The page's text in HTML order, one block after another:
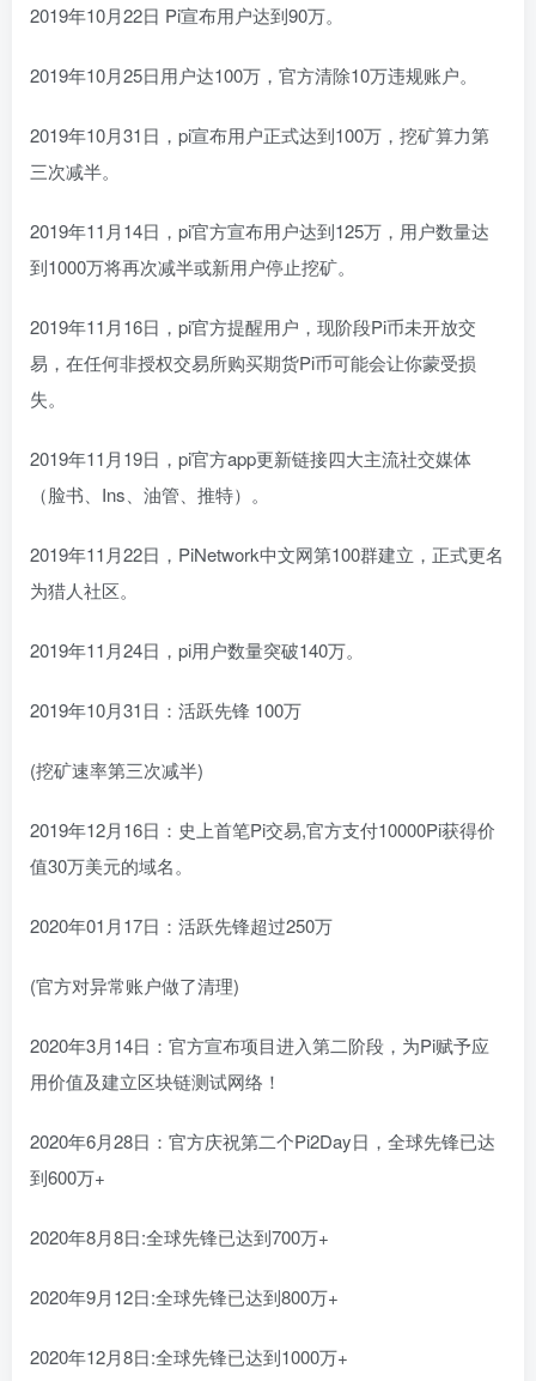
2019年10月22日 Pi宣布用户达到90万。
2019年10月25日用户达100万，官方清除10万违规账户。
2019年10月31日，pi宣布用户正式达到100万，挖矿算力第
三次减半。
2019年11月14日，pi官方宣布用户达到125万，用户数量达
到1000万将再次减半或新用户停止挖矿。
2019年11月16日，pi官方提醒用户，现阶段Pi币未开放交
易，在任何非授权交易所购买期货Pi币可能会让你蒙受损
失。
2019年11月19日，pi官方app更新链接四大主流社交媒体
（脸书、Ins、油管、推特）。
2019年11月22日，PiNetwork中文网第100群建立，正式更名
为猎人社区。
2019年11月24日，pi用户数量突破140万。
2019年10月31日：活跃先锋 100万
(挖矿速率第三次减半)
2019年12月16日：史上首笔Pi交易,官方支付10000Pi获得价
值30万美元的域名。
2020年01月17日：活跃先锋超过250万
(官方对异常账户做了清理)
2020年3月14日：官方宣布项目进入第二阶段，为Pi赋予应
用价值及建立区块链测试网络！
2020年6月28日：官方庆祝第二个Pi2Day日，全球先锋已达
到600万+
2020年8月8日:全球先锋已达到700万+
2020年9月12日:全球先锋已达到800万+
2020年12月8日:全球先锋已达到1000万+